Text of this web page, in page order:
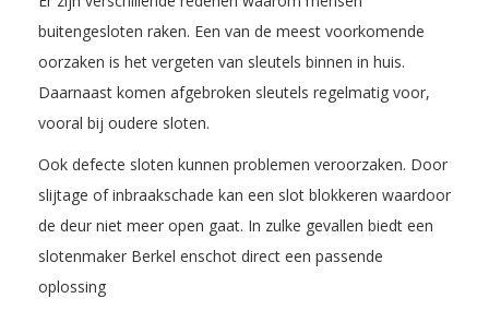
buitengesloten raken. Een van de meest voorkomende
oorzaken is het vergeten van sleutels binnen in huis.
Daarnaast komen afgebroken sleutels regelmatig voor,
vooral bij oudere sloten.
Ook defecte sloten kunnen problemen veroorzaken. Door
slijtage of inbraakschade kan een slot blokkeren waardoor
de deur niet meer open gaat. In zulke gevallen biedt een
slotenmaker Berkel enschot direct een passende
oplossing